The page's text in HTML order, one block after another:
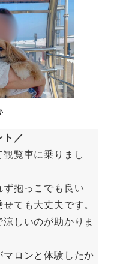
／
覧車に乗りまし
抱っこでも良い
ても大丈夫です。
しいのが助かりま
ロンと体験したか